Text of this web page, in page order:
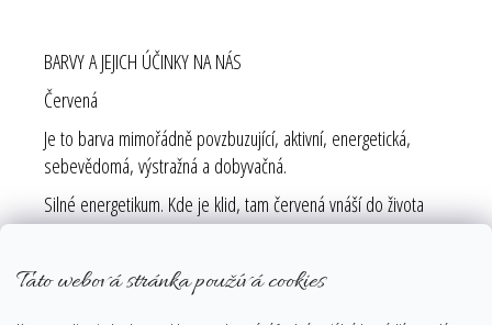
Tato webová stránka používá cookies
BARVY A JEJICH ÚČINKY NA NÁS
Červená
Je to barva mimořádně povzbuzující, aktivní, energetická,
sebevědomá, výstražná a dobyvačná.
Silné energetikum. Kde je klid, tam červená vnáší do života
pohyb.
Zvyšuje tělesnou sílu a výkonnost jak při běžných denních
aktivitách, tak při sportovních výkonech.